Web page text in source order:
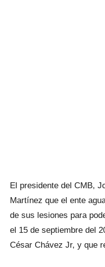
El presidente del CMB,
Martínez que el ente
de sus lesiones para
el 15 de septiembre del
César Chávez Jr, y que